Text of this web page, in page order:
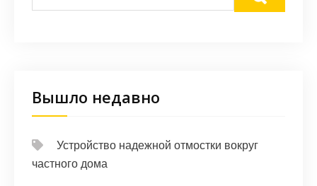
Вышло недавно
Устройство надежной отмостки вокруг
частного дома